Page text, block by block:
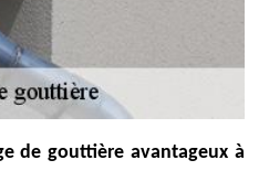
de gouttière avantageux à